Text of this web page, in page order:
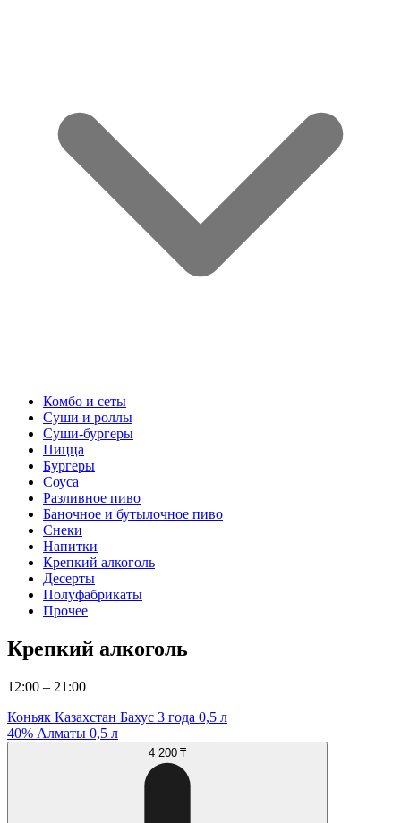
Комбо и сеты
Суши и роллы
Суши-бургеры
Пицца
Бургеры
Соуса
Разливное пиво
Баночное и бутылочное пиво
Снеки
Напитки
Крепкий алкоголь
Десерты
Полуфабрикаты
Прочее
Крепкий алкоголь
12:00 – 21:00
Коньяк Казахстан Бахус 3 года 0,5 л
40% Алматы 0,5 л
4 200 ₸